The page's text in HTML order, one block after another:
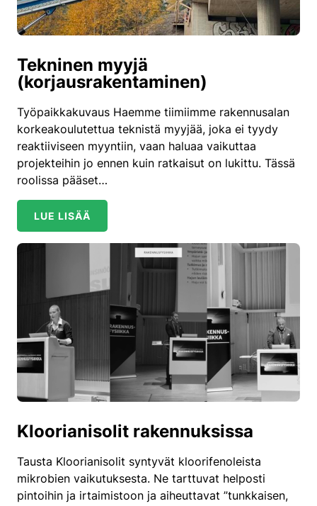
Tekninen myyjä
(korjausrakentaminen)
Työpaikkakuvaus Haemme tiimiimme rakennusalan
korkeakoulutettua teknistä myyjää, joka ei tyydy
reaktiiviseen myyntiin, vaan haluaa vaikuttaa
projekteihin jo ennen kuin ratkaisut on lukittu. Tässä
roolissa pääset…
LUE LISÄÄ
Kloorianisolit rakennuksissa
Tausta Kloorianisolit syntyvät kloorifenoleista
mikrobien vaikutuksesta. Ne tarttuvat helposti
pintoihin ja irtaimistoon ja aiheuttavat ”tunkkaisen,